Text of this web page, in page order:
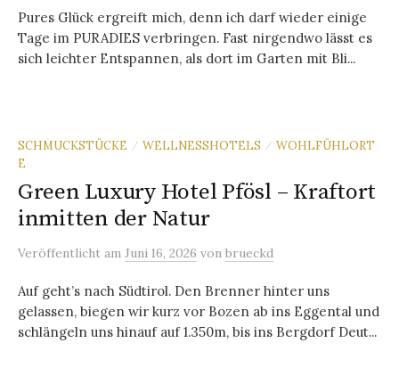
Pures Glück ergreift mich, denn ich darf wieder einige
Tage im PURADIES verbringen. Fast nirgendwo lässt es
sich leichter Entspannen, als dort im Garten mit Bli...
SCHMUCKSTÜCKE / WELLNESSHOTELS / WOHLFÜHLORT
E
Green Luxury Hotel Pfösl – Kraftort
inmitten der Natur
Veröffentlicht am Juni 16, 2026 von brueckd
Auf geht’s nach Südtirol. Den Brenner hinter uns
gelassen, biegen wir kurz vor Bozen ab ins Eggental und
schlängeln uns hinauf auf 1.350m, bis ins Bergdorf Deut...